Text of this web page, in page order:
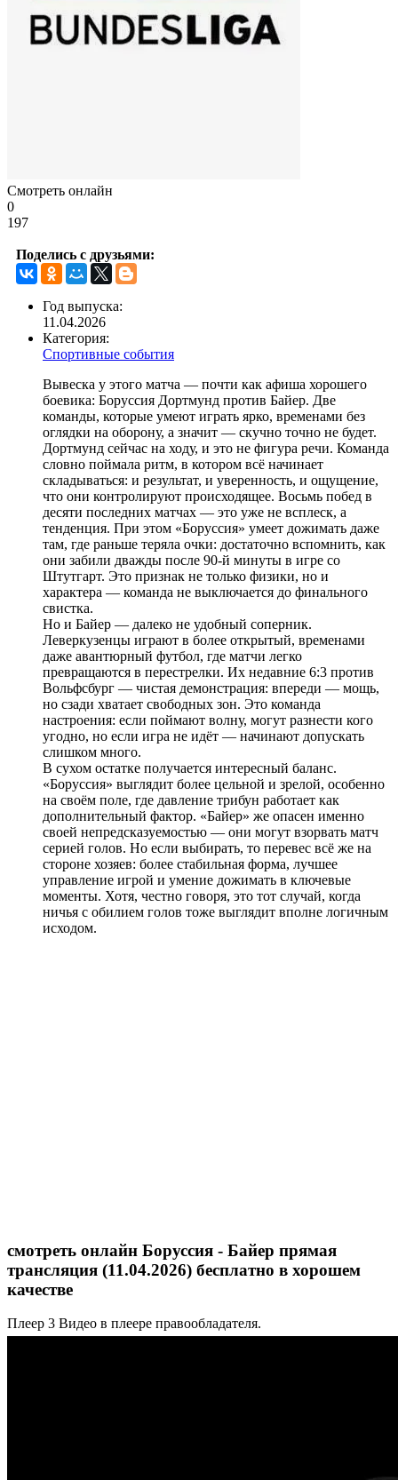
Смотреть онлайн
0
197
Поделись с друзьями:
Год выпуска:
11.04.2026
Категория:
Спортивные события
Вывеска у этого матча — почти как афиша хорошего
боевика: Боруссия Дортмунд против Байер. Две
команды, которые умеют играть ярко, временами без
оглядки на оборону, а значит — скучно точно не будет.
Дортмунд сейчас на ходу, и это не фигура речи. Команда
словно поймала ритм, в котором всё начинает
складываться: и результат, и уверенность, и ощущение,
что они контролируют происходящее. Восьмь побед в
десяти последних матчах — это уже не всплеск, а
тенденция. При этом «Боруссия» умеет дожимать даже
там, где раньше теряла очки: достаточно вспомнить, как
они забили дважды после 90-й минуты в игре со
Штутгарт. Это признак не только физики, но и
характера — команда не выключается до финального
свистка.
Но и Байер — далеко не удобный соперник.
Леверкузенцы играют в более открытый, временами
даже авантюрный футбол, где матчи легко
превращаются в перестрелки. Их недавние 6:3 против
Вольфсбург — чистая демонстрация: впереди — мощь,
но сзади хватает свободных зон. Это команда
настроения: если поймают волну, могут разнести кого
угодно, но если игра не идёт — начинают допускать
слишком много.
В сухом остатке получается интересный баланс.
«Боруссия» выглядит более цельной и зрелой, особенно
на своём поле, где давление трибун работает как
дополнительный фактор. «Байер» же опасен именно
своей непредсказуемостью — они могут взорвать матч
серией голов. Но если выбирать, то перевес всё же на
стороне хозяев: более стабильная форма, лучшее
управление игрой и умение дожимать в ключевые
моменты. Хотя, честно говоря, это тот случай, когда
ничья с обилием голов тоже выглядит вполне логичным
исходом.
смотреть онлайн Боруссия - Байер прямая
трансляция (11.04.2026) бесплатно в хорошем
качестве
Плеер 3 Видео в плеере правообладателя.